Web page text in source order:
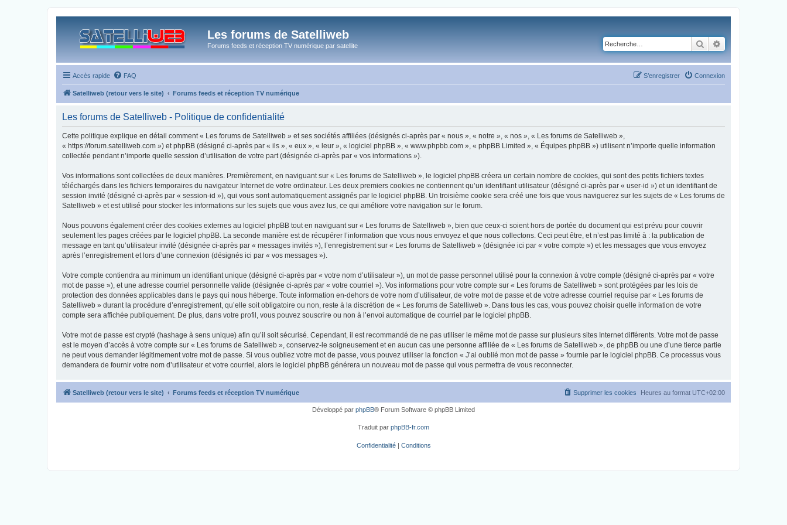
Les forums de Satelliweb
Forums feeds et réception TV numérique par satellite Rechercher
Accès rapide FAQ Connexion
S’enregistrer
Satelliweb (retour vers le site) Forums feeds et réception TV numérique
Les forums de Satelliweb - Politique de confidentialité
Cette politique explique en détail comment « Les forums de Satelliweb » et ses sociétés affiliées (désignés ci-après par « nous », « notre », « nos », « Les forums de Satelliweb »,
« https://forum.satelliweb.com ») et phpBB (désigné ci-après par « ils », « eux », « leur », « logiciel phpBB », « www.phpbb.com », « phpBB Limited », « Équipes phpBB ») utilisent n’importe quelle information
collectée pendant n’importe quelle session d’utilisation de votre part (désignée ci-après par « vos informations »).
Vos informations sont collectées de deux manières. Premièrement, en naviguant sur « Les forums de Satelliweb », le logiciel phpBB créera un certain nombre de cookies, qui sont des petits fichiers textes
téléchargés dans les fichiers temporaires du navigateur Internet de votre ordinateur. Les deux premiers cookies ne contiennent qu’un identifiant utilisateur (désigné ci-après par « user-id ») et un identifiant de
session invité (désigné ci-après par « session-id »), qui vous sont automatiquement assignés par le logiciel phpBB. Un troisième cookie sera créé une fois que vous naviguerez sur les sujets de « Les forums de
Satelliweb » et est utilisé pour stocker les informations sur les sujets que vous avez lus, ce qui améliore votre navigation sur le forum.
Nous pouvons également créer des cookies externes au logiciel phpBB tout en naviguant sur « Les forums de Satelliweb », bien que ceux-ci soient hors de portée du document qui est prévu pour couvrir
seulement les pages créées par le logiciel phpBB. La seconde manière est de récupérer l’information que vous nous envoyez et que nous collectons. Ceci peut être, et n’est pas limité à : la publication de
message en tant qu’utilisateur invité (désignée ci-après par « messages invités »), l’enregistrement sur « Les forums de Satelliweb » (désignée ici par « votre compte ») et les messages que vous envoyez
après l’enregistrement et lors d’une connexion (désignés ici par « vos messages »).
Votre compte contiendra au minimum un identifiant unique (désigné ci-après par « votre nom d’utilisateur »), un mot de passe personnel utilisé pour la connexion à votre compte (désigné ci-après par « votre
mot de passe »), et une adresse courriel personnelle valide (désignée ci-après par « votre courriel »). Vos informations pour votre compte sur « Les forums de Satelliweb » sont protégées par les lois de
protection des données applicables dans le pays qui nous héberge. Toute information en-dehors de votre nom d’utilisateur, de votre mot de passe et de votre adresse courriel requise par « Les forums de
Satelliweb » durant la procédure d’enregistrement, qu’elle soit obligatoire ou non, reste à la discrétion de « Les forums de Satelliweb ». Dans tous les cas, vous pouvez choisir quelle information de votre
compte sera affichée publiquement. De plus, dans votre profil, vous pouvez souscrire ou non à l’envoi automatique de courriel par le logiciel phpBB.
Votre mot de passe est crypté (hashage à sens unique) afin qu’il soit sécurisé. Cependant, il est recommandé de ne pas utiliser le même mot de passe sur plusieurs sites Internet différents. Votre mot de passe
est le moyen d’accès à votre compte sur « Les forums de Satelliweb », conservez-le soigneusement et en aucun cas une personne affiliée de « Les forums de Satelliweb », de phpBB ou une d’une tierce partie
ne peut vous demander légitimement votre mot de passe. Si vous oubliez votre mot de passe, vous pouvez utiliser la fonction « J’ai oublié mon mot de passe » fournie par le logiciel phpBB. Ce processus vous
demandera de fournir votre nom d’utilisateur et votre courriel, alors le logiciel phpBB générera un nouveau mot de passe qui vous permettra de vous reconnecter.
Satelliweb (retour vers le site) Forums feeds et réception TV numérique Heures au format UTC+02:00
Supprimer les cookies
Développé par phpBB® Forum Software © phpBB Limited
Traduit par phpBB-fr.com
Confidentialité| Conditions